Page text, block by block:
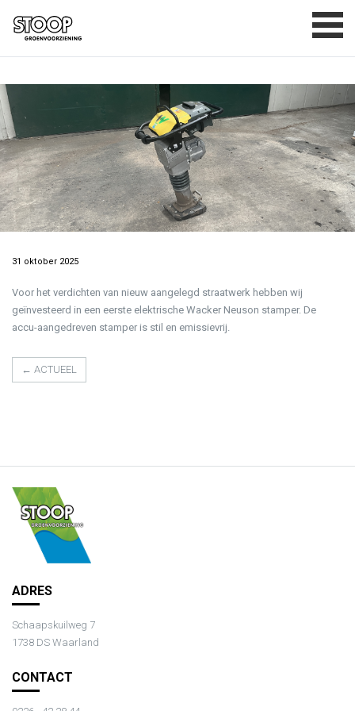
BASISDOELSTELLINGEN
MAATSCHAPPELIJK VERANTWOORD
CERTIFICATEN
PRIVACYVERKLARING
CONTACT
31 oktober 2025
Voor het verdichten van nieuw aangelegd straatwerk hebben wij
geïnvesteerd in een eerste elektrische Wacker Neuson stamper. De
accu-aangedreven stamper is stil en emissievrij.
← ACTUEEL
ADRES
Schaapskuilweg 7
1738 DS Waarland
CONTACT